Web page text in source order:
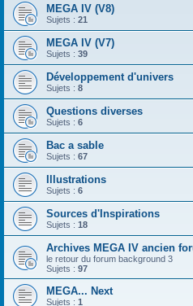
MEGA IV (V8)
Sujets : 21
MEGA IV (V7)
Sujets : 39
Développement d'univers
Sujets : 8
Questions diverses
Sujets : 6
Bac a sable
Sujets : 67
Illustrations
Sujets : 6
Sources d'Inspirations
Sujets : 18
Archives MEGA IV ancien
le retour du forum background 3
Sujets : 97
MEGA... Next
Sujets : 1